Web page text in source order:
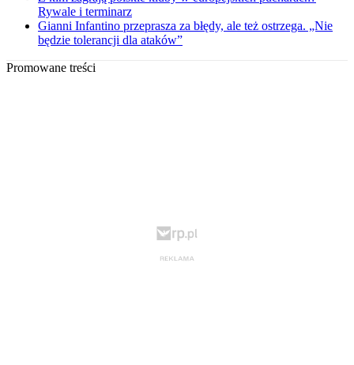
Rywale i terminarz
Gianni Infantino przeprasza za błędy, ale też ostrzega. „Nie
będzie tolerancji dla ataków”
Promowane treści